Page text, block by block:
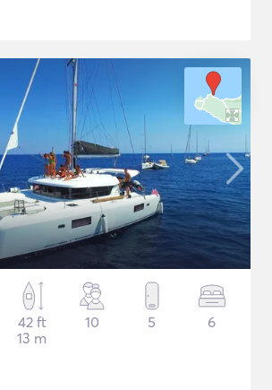
42 ft
13 m
10 5 6